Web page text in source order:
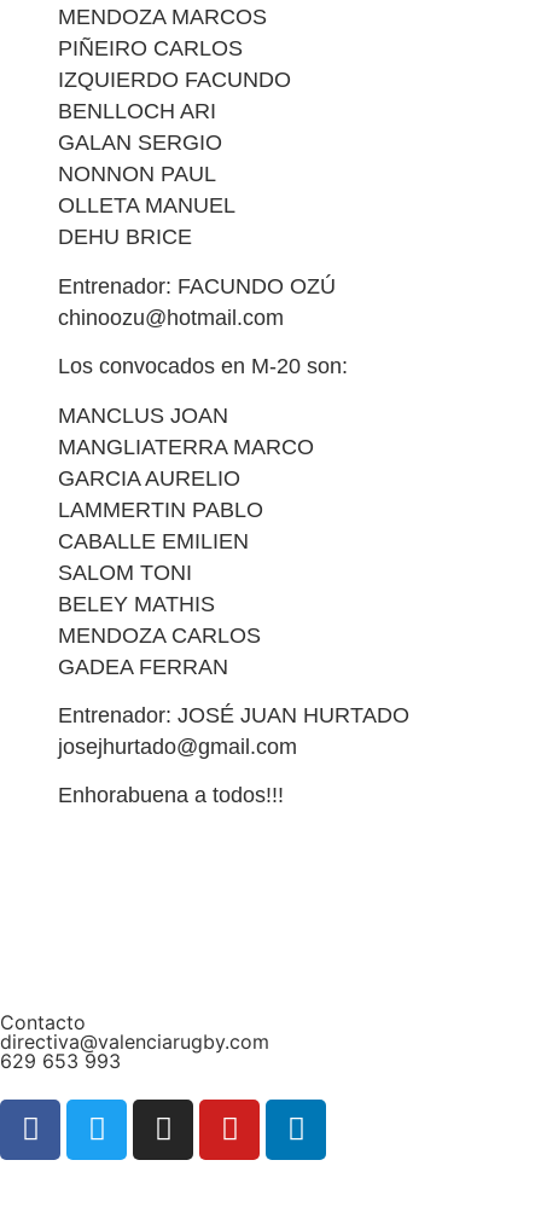
MENDOZA MARCOS
PIÑEIRO CARLOS
IZQUIERDO FACUNDO
BENLLOCH ARI
GALAN SERGIO
NONNON PAUL
OLLETA MANUEL
DEHU BRICE
Entrenador: FACUNDO OZÚ
chinoozu@hotmail.com
Los convocados en M-20 son:
MANCLUS JOAN
MANGLIATERRA MARCO
GARCIA AURELIO
LAMMERTIN PABLO
CABALLE EMILIEN
SALOM TONI
BELEY MATHIS
MENDOZA CARLOS
GADEA FERRAN
Entrenador: JOSÉ JUAN HURTADO
josejhurtado@gmail.com
Enhorabuena a todos!!!
Contacto
directiva@valenciarugby.com
629 653 993